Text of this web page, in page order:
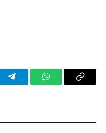
TelegramWhatsAppCopy